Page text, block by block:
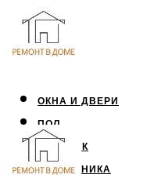
ОКНА И ДВЕРИ
ПОЛ
ПОТОЛОК
САНТЕХНИКА